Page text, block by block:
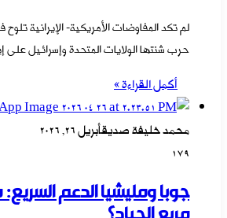
لم تكد المفاوضات الأمريكية- الإيرانية
حرب شنتها الولايات المتحدة وإسرائيل على
أكمل القراءة »
محمد خليفة صديقأبريل 26, 2026
179
جوبا ومليشيا الدعم